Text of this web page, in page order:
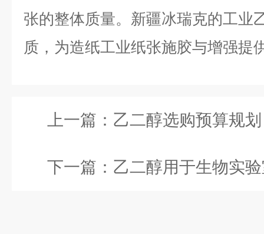
张的整体质量。新疆冰瑞克的工业
质，为造纸工业纸张施胶与增强提
上一篇： 乙二醇选购预算规划：如
下一篇： 乙二醇用于生物实验室的浓